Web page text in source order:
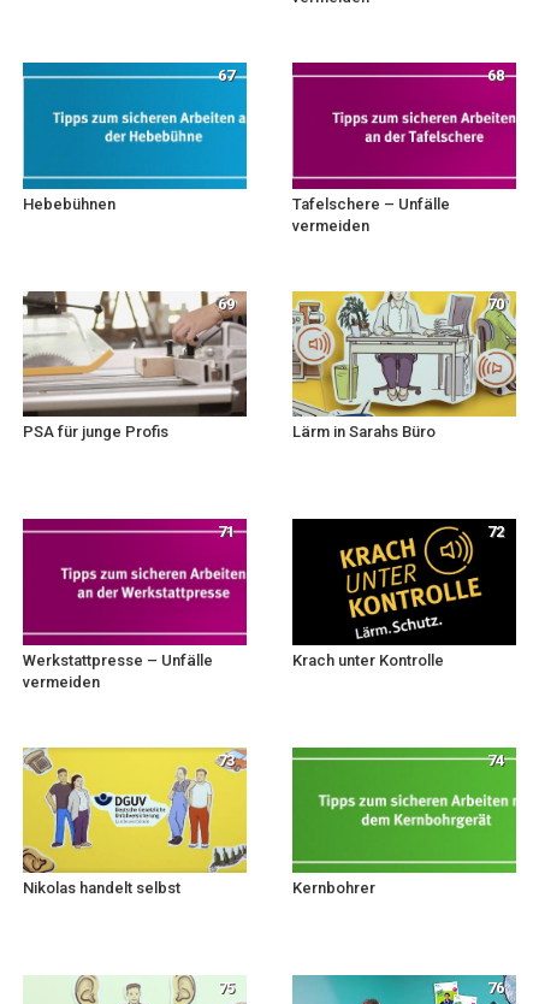
67
Hebebühnen
68
Tafelschere – Unfälle
vermeiden
69
PSA für junge Profis
70
Lärm in Sarahs Büro
71
Werkstattpresse – Unfälle
vermeiden
72
Krach unter Kontrolle
73
Nikolas handelt selbst
74
Kernbohrer
75 76